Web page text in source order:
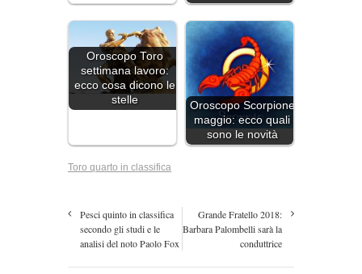
Oroscopo Toro
settimana lavoro:
ecco cosa dicono le
stelle
Oroscopo Scorpione
maggio: ecco quali
sono le novità
Toro quarto in classifica
Pesci quinto in classifica
secondo gli studi e le
analisi del noto Paolo Fox
Grande Fratello 2018:
Barbara Palombelli sarà la
conduttrice